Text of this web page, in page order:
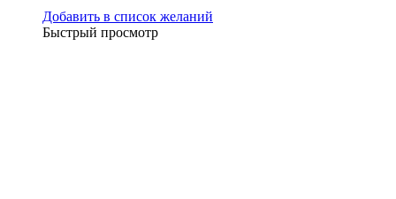
Добавить в список желаний
Быстрый просмотр